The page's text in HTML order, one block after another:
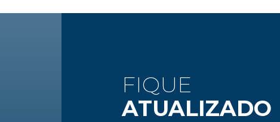
FIQUE
ATUALIZADO